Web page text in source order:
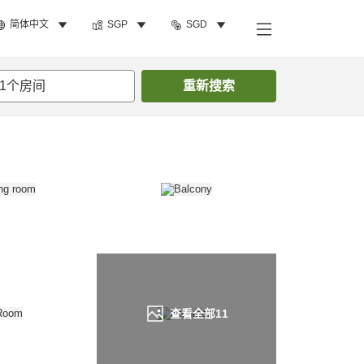
简体中文 SGP SGD
1个房间 重新搜索
查看全部11
搜索客房